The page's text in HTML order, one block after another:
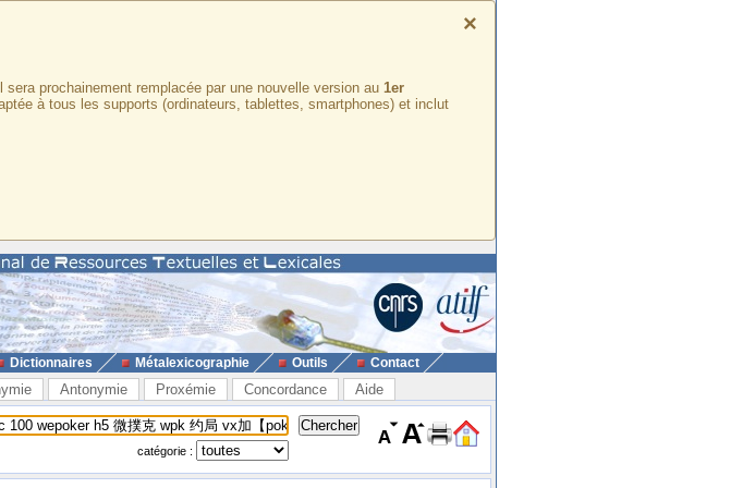
×
prochainement remplacée par une nouvelle version au 1er
à tous les supports (ordinateurs, tablettes, smartphones) et inclut
Dictionnaires Métalexicographie Outils Contact
Antonymie Proxémie Concordance Aide
catégorie :